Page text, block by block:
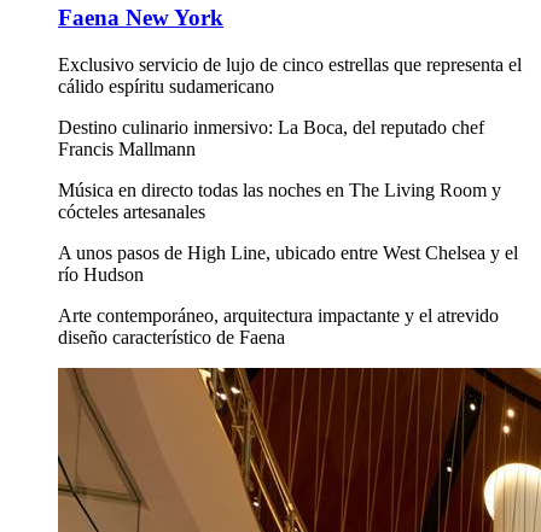
Faena New York
Exclusivo servicio de lujo de cinco estrellas que representa el
cálido espíritu sudamericano
Destino culinario inmersivo: La Boca, del reputado chef
Francis Mallmann
Música en directo todas las noches en The Living Room y
cócteles artesanales
A unos pasos de High Line, ubicado entre West Chelsea y el
río Hudson
Arte contemporáneo, arquitectura impactante y el atrevido
diseño característico de Faena